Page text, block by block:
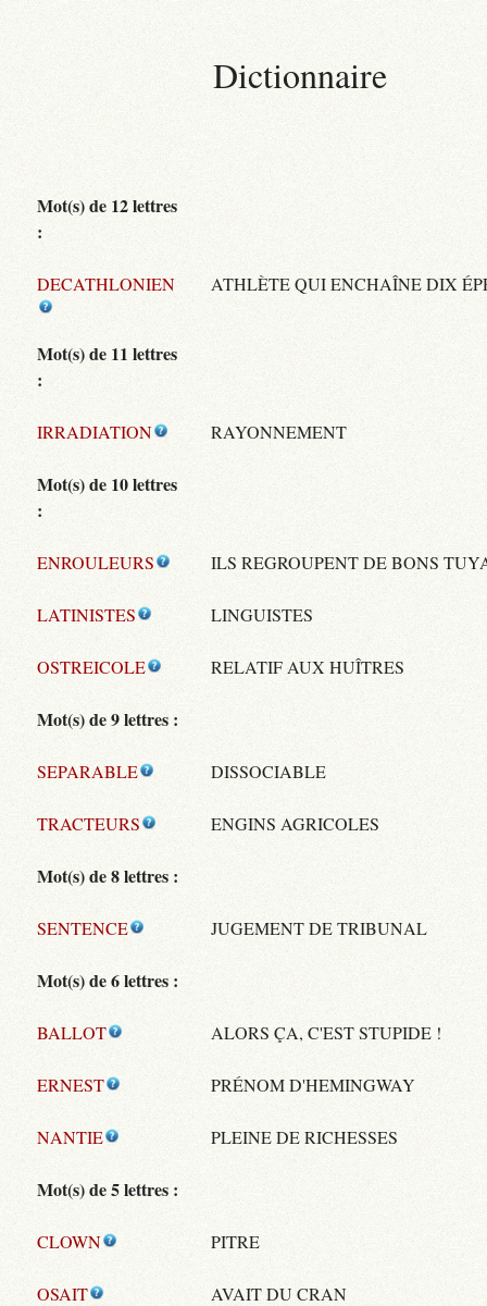
Dictionnaire
Mot(s) de 12 lettres
:
DECATHLONIEN ATHLÈTE QUI ENCHAÎNE DIX
Mot(s) de 11 lettres
:
IRRADIATION RAYONNEMENT
Mot(s) de 10 lettres
:
ENROULEURS ILS REGROUPENT DE BONS
LATINISTES LINGUISTES
OSTREICOLE RELATIF AUX HUÎTRES
Mot(s) de 9 lettres :
SEPARABLE DISSOCIABLE
TRACTEURS ENGINS AGRICOLES
Mot(s) de 8 lettres :
SENTENCE JUGEMENT DE TRIBUNAL
Mot(s) de 6 lettres :
BALLOT ALORS ÇA, C'EST STUPIDE !
ERNEST PRÉNOM D'HEMINGWAY
NANTIE PLEINE DE RICHESSES
Mot(s) de 5 lettres :
CLOWN PITRE
OSAIT AVAIT DU CRAN